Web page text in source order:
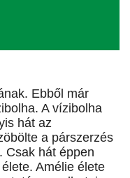
Ebből már
A vízibolha
hát az
a párszerzés
Csak hát éppen
Amélie élete